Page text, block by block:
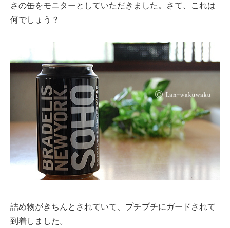
さの缶をモニターとしていただきました。さて、これは
何でしょう？
詰め物がきちんとされていて、プチプチにガードされて
到着しました。